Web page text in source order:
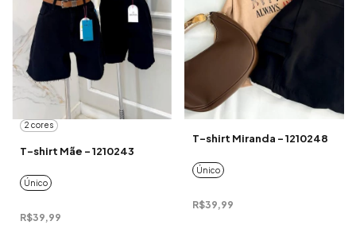
2 cores
T-shirt Mãe - 1210243
Único
R$39,99
T-shirt Miranda - 1210248
Único
R$39,99